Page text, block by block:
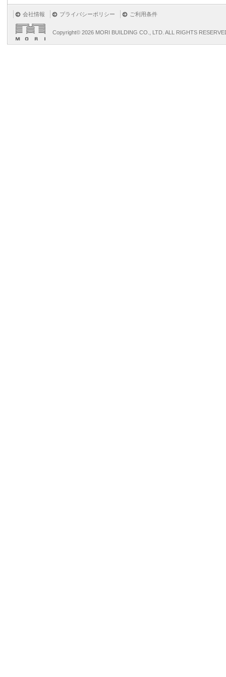
会社情報 プライバシーポリシー ご利用条件
Copyright© 2026 MORI BUILDING CO., LTD. ALL RIGHTS